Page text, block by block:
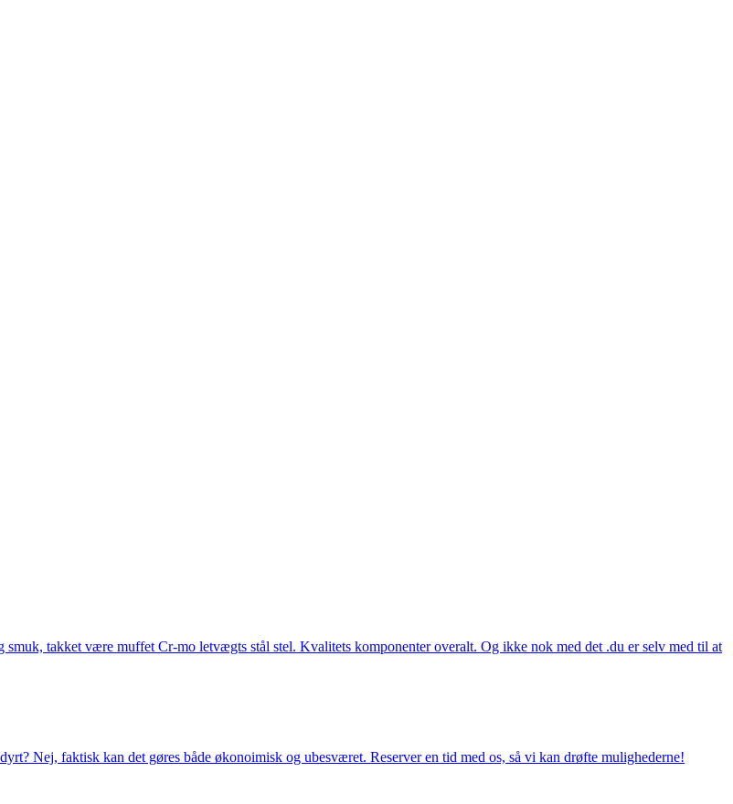
takket være muffet Cr-mo letvægts stål stel. Kvalitets komponenter overalt. Og ikke nok med det .du er selv med til at
Nej, faktisk kan det gøres både økonoimisk og ubesværet. Reserver en tid med os, så vi kan drøfte mulighederne!